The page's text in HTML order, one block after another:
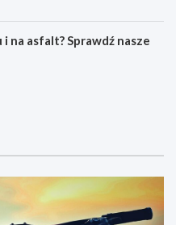
na asfalt? Sprawdź nasze